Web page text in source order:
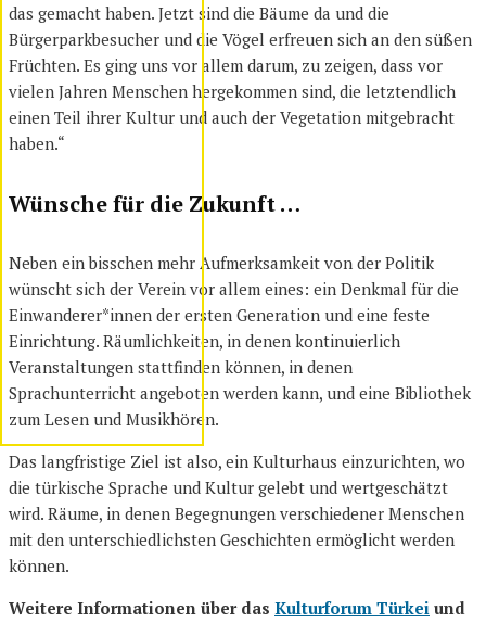
das gemacht haben. Jetzt sind die Bäume da und die
Bürgerparkbesucher und die Vögel erfreuen sich an den süßen
Früchten. Es ging uns vor allem darum, zu zeigen, dass vor
vielen Jahren Menschen hergekommen sind, die letztendlich
einen Teil ihrer Kultur und auch der Vegetation mitgebracht
haben.“
Wünsche für die Zukunft …
Neben ein bisschen mehr Aufmerksamkeit von der Politik
wünscht sich der Verein vor allem eines: ein Denkmal für die
Einwanderer*innen der ersten Generation und eine feste
Einrichtung. Räumlichkeiten, in denen kontinuierlich
Veranstaltungen stattfinden können, in denen
Sprachunterricht angeboten werden kann, und eine Bibliothek
zum Lesen und Musikhören.
Das langfristige Ziel ist also, ein Kulturhaus einzurichten, wo
die türkische Sprache und Kultur gelebt und wertgeschätzt
wird. Räume, in denen Begegnungen verschiedener Menschen
mit den unterschiedlichsten Geschichten ermöglicht werden
können.
Weitere Informationen über das Kulturforum Türkei und